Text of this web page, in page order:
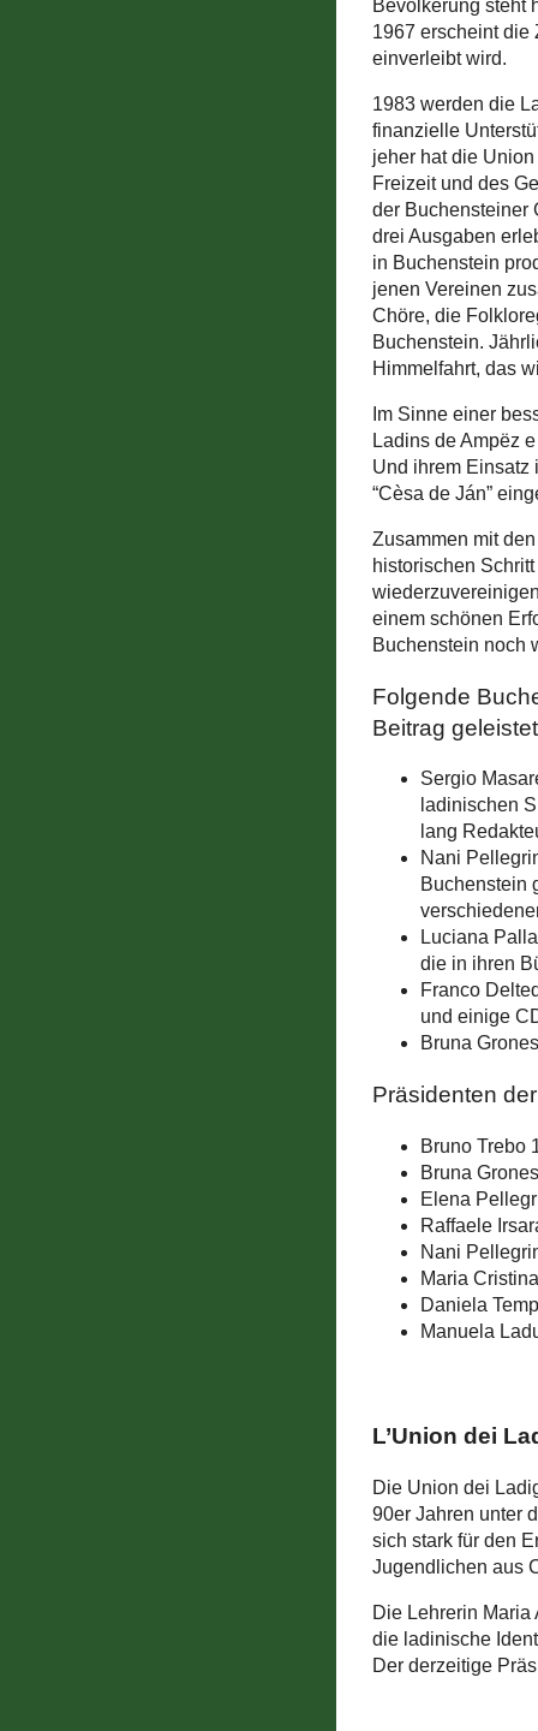
Bevölkerung steht
1967 erscheint die
einverleibt wird.
1983 werden die
finanzielle
jeher hat die
Freizeit und des
der Buchensteiner
drei Ausgaben
in Buchenstein
jenen Vereinen
Chöre, die
Buchenstein.
Himmelfahrt, das
Im Sinne einer
Ladins de Ampëz
Und ihrem Einsatz
“Cèsa de Ján”
Zusammen mit
historischen
einem schönen
Buchenstein noch
Folgende
Beitrag geleistet
Sergio
ladinischen
lang
Nani
Buchenstein
Luciana
die in ihren
Franco
und einige
Bruna
Präsidenten
Bruno Trebo
Bruna
Elena
Raffaele
Nani
Maria
Daniela
Manuela
L’Union dei
Die Union dei
90er Jahren unter
sich stark für den
Jugendlichen aus
Die Lehrerin
die ladinische
Der derzeitige